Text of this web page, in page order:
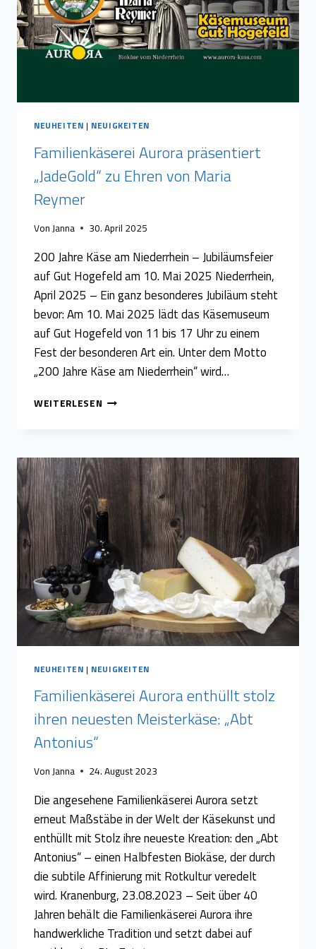
NEUHEITEN | NEUIGKEITEN
Familienkäserei Aurora präsentiert
„JadeGold“ zu Ehren von Maria
Reymer
Von Janna 30. April 2025
200 Jahre Käse am Niederrhein – Jubiläumsfeier
auf Gut Hogefeld am 10. Mai 2025 Niederrhein,
April 2025 – Ein ganz besonderes Jubiläum steht
bevor: Am 10. Mai 2025 lädt das Käsemuseum
auf Gut Hogefeld von 11 bis 17 Uhr zu einem
Fest der besonderen Art ein. Unter dem Motto
„200 Jahre Käse am Niederrhein“ wird…
WEITERLESEN FAMILIENKÄSEREI
ZU
EHREN
VON
MARIA
REYMER
NEUHEITEN | NEUIGKEITEN
Familienkäserei Aurora enthüllt stolz
ihren neuesten Meisterkäse: „Abt
Antonius“
Von Janna 24. August 2023
Die angesehene Familienkäserei Aurora setzt
erneut Maßstäbe in der Welt der Käsekunst und
enthüllt mit Stolz ihre neueste Kreation: den „Abt
Antonius“ – einen Halbfesten Biokäse, der durch
die subtile Affinierung mit Rotkultur veredelt
wird. Kranenburg, 23.08.2023 – Seit über 40
Jahren behält die Familienkäserei Aurora ihre
handwerkliche Tradition und setzt dabei auf